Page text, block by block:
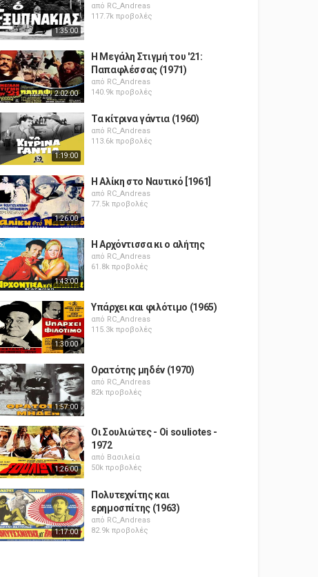
1:35:00
από RC_Andreas
117.7k προβολές
2:02:00
Η Μεγάλη Στιγμή του '21:
Παπαφλέσσας (1971)
από RC_Andreas
140.9k προβολές
1:19:00
Τα κίτρινα γάντια (1960)
από RC_Andreas
113.6k προβολές
1:26:00
Η Αλίκη στο Ναυτικό [1961]
από RC_Andreas
77.5k προβολές
1:43:00
Η Αρχόντισσα κι ο αλήτης
από RC_Andreas
61.8k προβολές
1:30:00
Υπάρχει και φιλότιμο (1965)
από RC_Andreas
115.3k προβολές
1:57:00
Ορατότης μηδέν (1970)
από RC_Andreas
82k προβολές
1:26:00
Οι Σουλιώτες - Oi souliotes -
1972
από Βασιλεία
50k προβολές
1:17:00
Πολυτεχνίτης και
ερημοσπίτης (1963)
από RC_Andreas
82.9k προβολές